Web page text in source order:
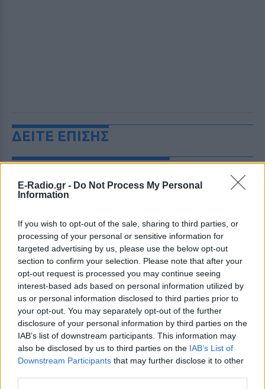
E-Radio.gr - Do Not Process My Personal
Information
If you wish to opt-out of the sale, sharing to third parties, or
processing of your personal or sensitive information for
targeted advertising by us, please use the below opt-out
section to confirm your selection. Please note that after your
opt-out request is processed you may continue seeing
interest-based ads based on personal information utilized by
us or personal information disclosed to third parties prior to
your opt-out. You may separately opt-out of the further
disclosure of your personal information by third parties on the
IAB’s list of downstream participants. This information may
also be disclosed by us to third parties on the IAB’s List of
Downstream Participants that may further disclose it to other
ΔΕΙΤΕ ΕΠΙΣΗΣ
ΣΤΗΝ ΙΔΙΑ ΚΑΤΗΓΟΡΙΑ
Ιωάννα Τούνη: Τα 33α γενέθλιά
έκπληξη που δεν περίμενε στο
00:01
ΠΡΙΝ 8 ΏΡΕΣ
Η γνωστή influencer γιορτάζει τα
γενέθλιά της σε ονειρικό resort με τον
σύντροφό της Δημήτρη Σπυριδωνίδη, τον
γιο της και στενούς φίλους.
Mike ο ράπερ: Η πρώτη εικόνα
μετά το τροχαίο ‑ Με δεμένο
χέρι και το σκυλάκι του
ΠΡΙΝ 8 ΏΡΕΣ
Ο γνωστός ράπερ εμφανίστηκε στο